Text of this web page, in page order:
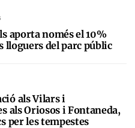
aporta només el 10%
lloguers del parc públic
als Vilars i
als Oriosos i Fontaneda,
per les tempestes